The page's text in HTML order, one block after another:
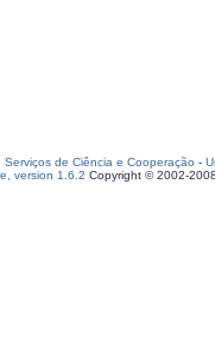
Serviços de Ciência e Cooperação -
version 1.6.2 Copyright © 2002-2008